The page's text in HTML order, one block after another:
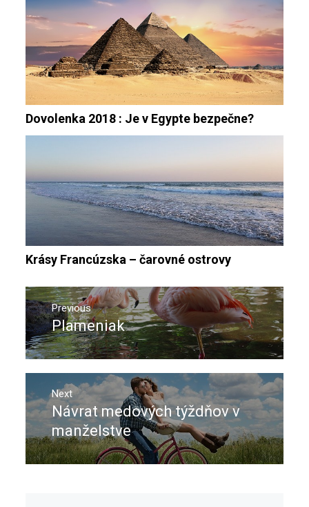
Dovolenka 2018 : Je v Egypte bezpečne?
Krásy Francúzska – čarovné ostrovy
Navigace
pro
příspěvek
Previous
Previous
post:
Plameniak
Next
Next
post:
Návrat medových týždňov v
manželstve